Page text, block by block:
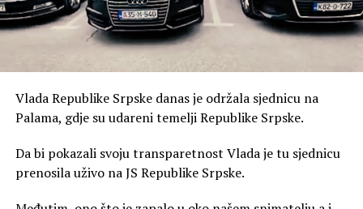
Vlada Republike Srpske danas je održala sjednicu na
Palama, gdje su udareni temelji Republike Srpske.
Da bi pokazali svoju transparetnost Vlada je tu sjednicu
prenosila uživo na JS Republike Srpske.